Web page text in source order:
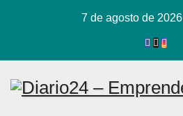
7 de agosto de 2026